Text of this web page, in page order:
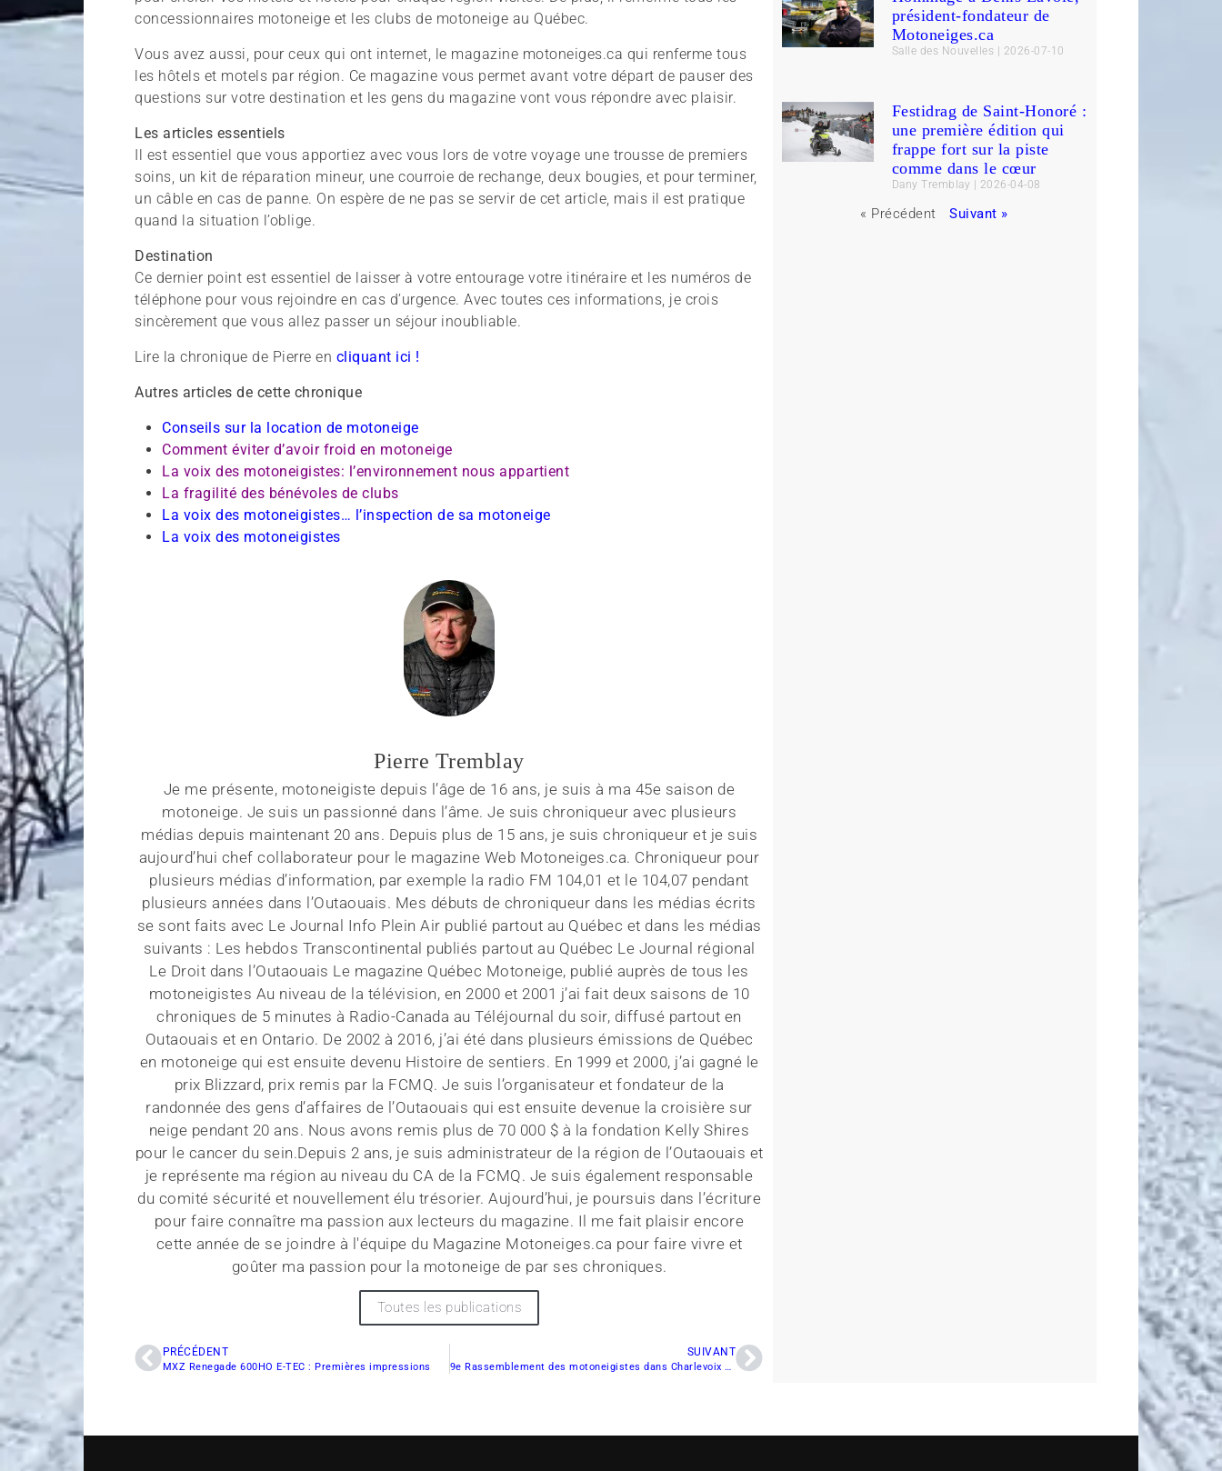
concessionnaires motoneige et les clubs de motoneige au Québec.
Vous avez aussi, pour ceux qui ont internet, le magazine motoneiges.ca qui renferme tous
les hôtels et motels par région. Ce magazine vous permet avant votre départ de pauser des
questions sur votre destination et les gens du magazine vont vous répondre avec plaisir.
Les articles essentiels
Il est essentiel que vous apportiez avec vous lors de votre voyage une trousse de premiers
soins, un kit de réparation mineur, une courroie de rechange, deux bougies, et pour terminer,
un câble en cas de panne. On espère de ne pas se servir de cet article, mais il est pratique
quand la situation l’oblige.
Destination
Ce dernier point est essentiel de laisser à votre entourage votre itinéraire et les numéros de
téléphone pour vous rejoindre en cas d’urgence. Avec toutes ces informations, je crois
sincèrement que vous allez passer un séjour inoubliable.
Lire la chronique de Pierre en cliquant ici !
Autres articles de cette chronique
Conseils sur la location de motoneige
Comment éviter d’avoir froid en motoneige
La voix des motoneigistes: l’environnement nous appartient
La fragilité des bénévoles de clubs
La voix des motoneigistes… l’inspection de sa motoneige
La voix des motoneigistes
Pierre Tremblay
Je me présente, motoneigiste depuis l’âge de 16 ans, je suis à ma 45e saison de
motoneige. Je suis un passionné dans l’âme. Je suis chroniqueur avec plusieurs
médias depuis maintenant 20 ans. Depuis plus de 15 ans, je suis chroniqueur et je suis
aujourd’hui chef collaborateur pour le magazine Web Motoneiges.ca. Chroniqueur pour
plusieurs médias d’information, par exemple la radio FM 104,01 et le 104,07 pendant
plusieurs années dans l’Outaouais. Mes débuts de chroniqueur dans les médias écrits
se sont faits avec Le Journal Info Plein Air publié partout au Québec et dans les médias
suivants : Les hebdos Transcontinental publiés partout au Québec Le Journal régional
Le Droit dans l’Outaouais Le magazine Québec Motoneige, publié auprès de tous les
motoneigistes Au niveau de la télévision, en 2000 et 2001 j’ai fait deux saisons de 10
chroniques de 5 minutes à Radio-Canada au Téléjournal du soir, diffusé partout en
Outaouais et en Ontario. De 2002 à 2016, j’ai été dans plusieurs émissions de Québec
en motoneige qui est ensuite devenu Histoire de sentiers. En 1999 et 2000, j’ai gagné le
prix Blizzard, prix remis par la FCMQ. Je suis l’organisateur et fondateur de la
randonnée des gens d’affaires de l’Outaouais qui est ensuite devenue la croisière sur
neige pendant 20 ans. Nous avons remis plus de 70 000 $ à la fondation Kelly Shires
pour le cancer du sein.Depuis 2 ans, je suis administrateur de la région de l’Outaouais et
je représente ma région au niveau du CA de la FCMQ. Je suis également responsable
du comité sécurité et nouvellement élu trésorier. Aujourd’hui, je poursuis dans l’écriture
pour faire connaître ma passion aux lecteurs du magazine. Il me fait plaisir encore
cette année de se joindre à l'équipe du Magazine Motoneiges.ca pour faire vivre et
goûter ma passion pour la motoneige de par ses chroniques.
Toutes les publications
PRÉCÉDENT
MXZ Renegade 600HO E-TEC : Premières impressions
SUIVANT
9e Rassemblement des motoneigistes dans Charlevoix – Bienvenue au plus prestigieux relais
président-fondateur de
Motoneiges.ca
Salle des Nouvelles 2026-07-10
Festidrag de Saint-Honoré :
une première édition qui
frappe fort sur la piste
comme dans le cœur
Dany Tremblay 2026-04-08
« Précédent Suivant »